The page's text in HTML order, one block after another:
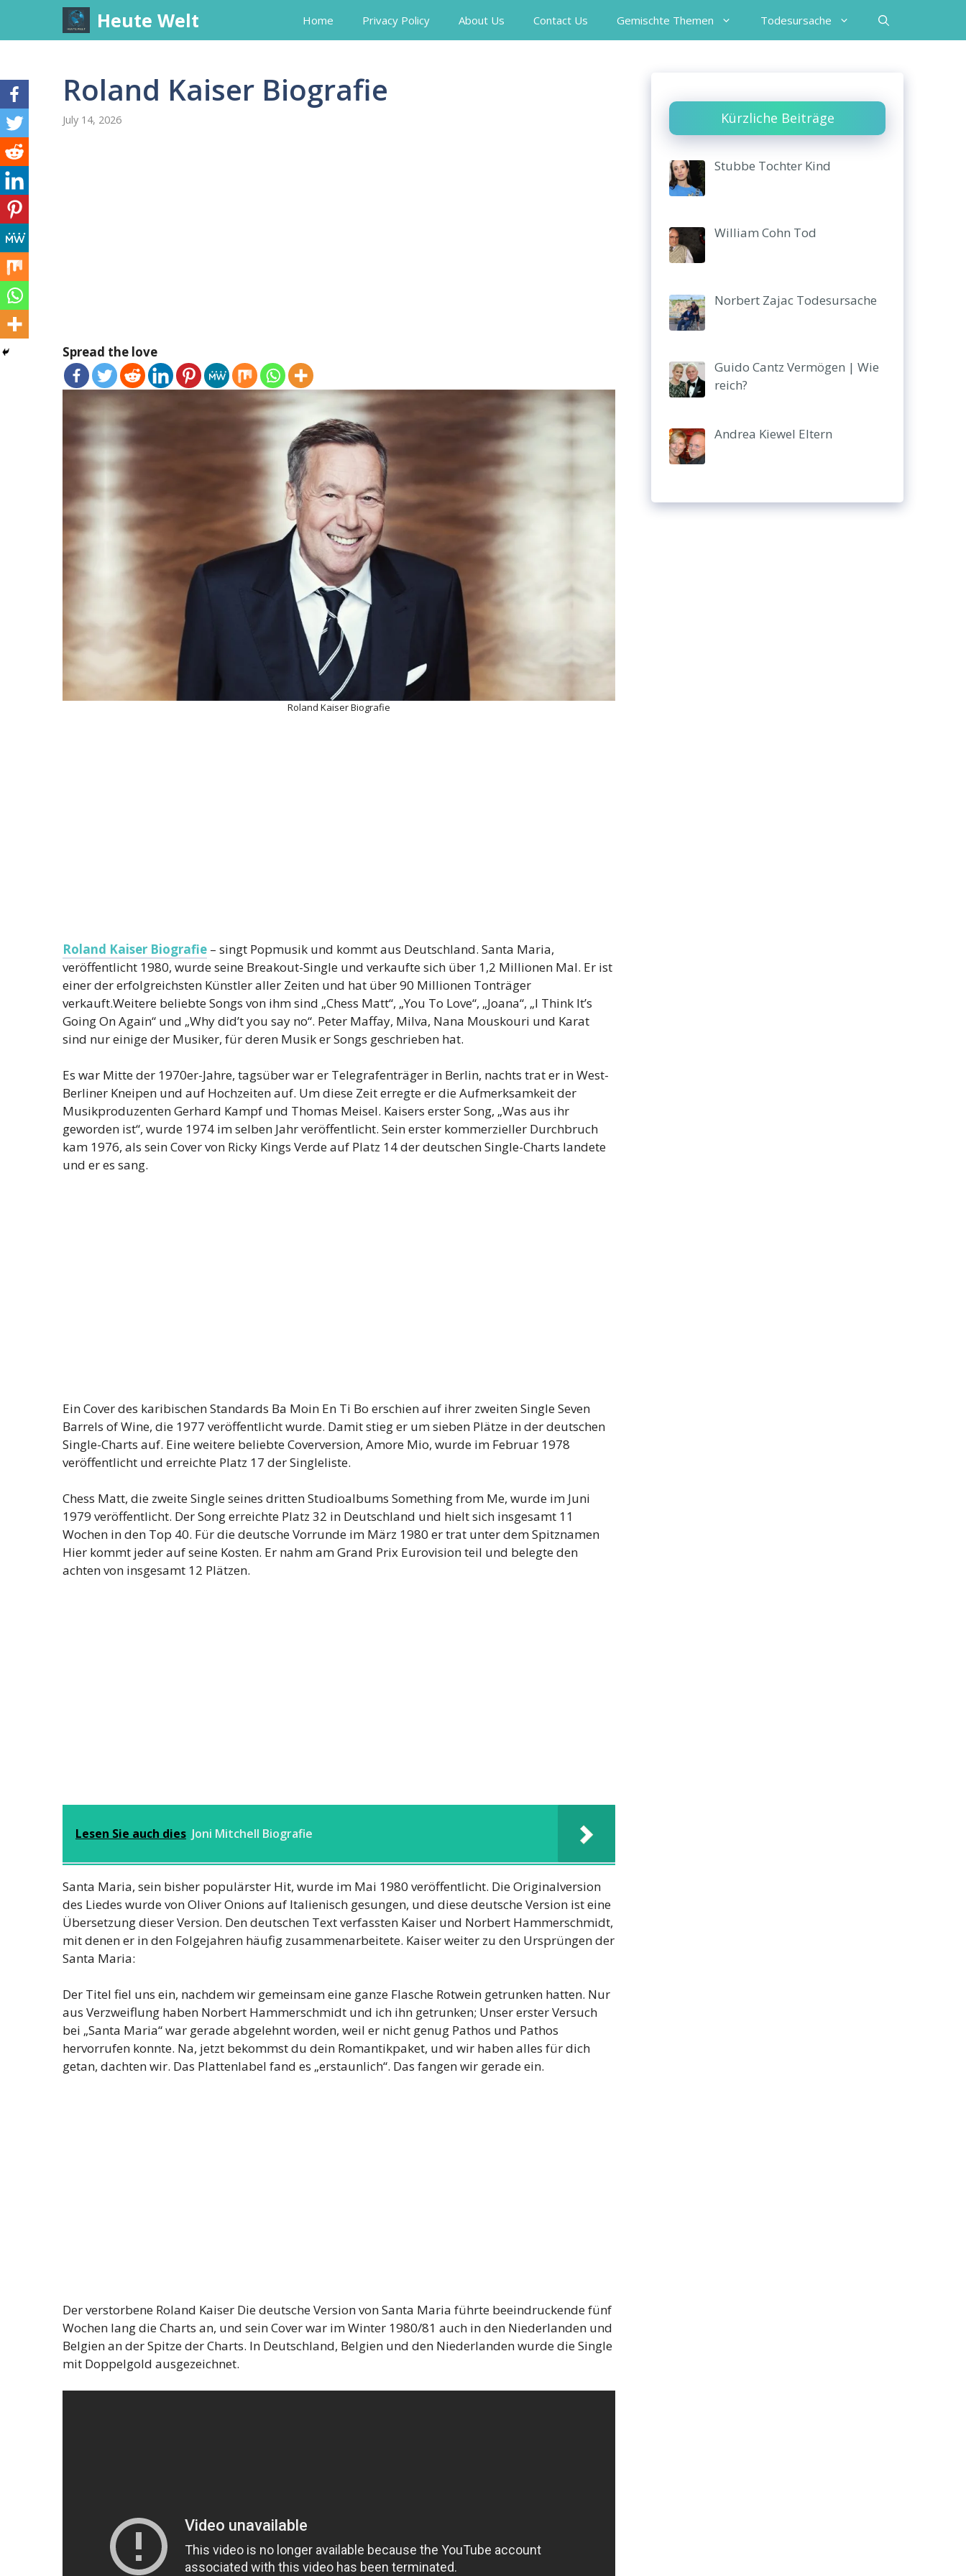
content
Heute Welt Home Privacy Policy About Us Contact Us Gemischte Themen Todesursache
Roland Kaiser Biografie
July 14, 2026
Spread the love
Roland Kaiser Biografie
Roland Kaiser Biografie – singt Popmusik und kommt aus Deutschland. Santa Maria,
veröffentlicht 1980, wurde seine Breakout-Single und verkaufte sich über 1,2 Millionen Mal. Er ist
einer der erfolgreichsten Künstler aller Zeiten und hat über 90 Millionen Tonträger
verkauft.Weitere beliebte Songs von ihm sind „Chess Matt“, „You To Love“, „Joana“, „I Think It’s
Going On Again“ und „Why did’t you say no“. Peter Maffay, Milva, Nana Mouskouri und Karat
sind nur einige der Musiker, für deren Musik er Songs geschrieben hat.
Es war Mitte der 1970er-Jahre, tagsüber war er Telegrafenträger in Berlin, nachts trat er in West-
Berliner Kneipen und auf Hochzeiten auf. Um diese Zeit erregte er die Aufmerksamkeit der
Musikproduzenten Gerhard Kampf und Thomas Meisel. Kaisers erster Song, „Was aus ihr
geworden ist“, wurde 1974 im selben Jahr veröffentlicht. Sein erster kommerzieller Durchbruch
kam 1976, als sein Cover von Ricky Kings Verde auf Platz 14 der deutschen Single-Charts landete
und er es sang.
Ein Cover des karibischen Standards Ba Moin En Ti Bo erschien auf ihrer zweiten Single Seven
Barrels of Wine, die 1977 veröffentlicht wurde. Damit stieg er um sieben Plätze in der deutschen
Single-Charts auf. Eine weitere beliebte Coverversion, Amore Mio, wurde im Februar 1978
veröffentlicht und erreichte Platz 17 der Singleliste.
Chess Matt, die zweite Single seines dritten Studioalbums Something from Me, wurde im Juni
1979 veröffentlicht. Der Song erreichte Platz 32 in Deutschland und hielt sich insgesamt 11
Wochen in den Top 40. Für die deutsche Vorrunde im März 1980 er trat unter dem Spitznamen
Hier kommt jeder auf seine Kosten. Er nahm am Grand Prix Eurovision teil und belegte den
achten von insgesamt 12 Plätzen.
Lesen Sie auch dies Joni Mitchell Biografie
Santa Maria, sein bisher populärster Hit, wurde im Mai 1980 veröffentlicht. Die Originalversion
des Liedes wurde von Oliver Onions auf Italienisch gesungen, und diese deutsche Version ist eine
Übersetzung dieser Version. Den deutschen Text verfassten Kaiser und Norbert Hammerschmidt,
mit denen er in den Folgejahren häufig zusammenarbeitete. Kaiser weiter zu den Ursprüngen der
Santa Maria:
Der Titel fiel uns ein, nachdem wir gemeinsam eine ganze Flasche Rotwein getrunken hatten. Nur
aus Verzweiflung haben Norbert Hammerschmidt und ich ihn getrunken; Unser erster Versuch
bei „Santa Maria“ war gerade abgelehnt worden, weil er nicht genug Pathos und Pathos
hervorrufen konnte. Na, jetzt bekommst du dein Romantikpaket, und wir haben alles für dich
getan, dachten wir. Das Plattenlabel fand es „erstaunlich“. Das fangen wir gerade ein.
Der verstorbene Roland Kaiser Die deutsche Version von Santa Maria führte beeindruckende fünf
Wochen lang die Charts an, und sein Cover war im Winter 1980/81 auch in den Niederlanden und
Belgien an der Spitze der Charts. In Deutschland, Belgien und den Niederlanden wurde die Single
mit Doppelgold ausgezeichnet.
Kürzliche Beiträge
Stubbe Tochter Kind
William Cohn Tod
Norbert Zajac Todesursache
Guido Cantz Vermögen | Wie
reich?
Andrea Kiewel Eltern